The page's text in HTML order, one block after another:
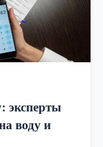
эксперты
воду и